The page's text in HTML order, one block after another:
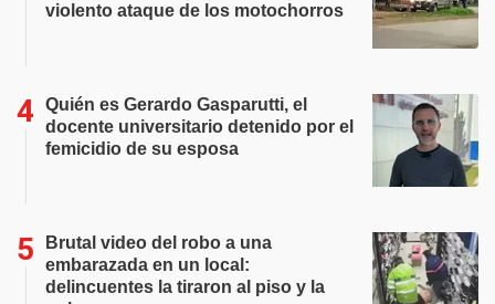
violento ataque de los motochorros
Quién es Gerardo Gasparutti, el
docente universitario detenido por el
femicidio de su esposa
Brutal video del robo a una
embarazada en un local:
delincuentes la tiraron al piso y la